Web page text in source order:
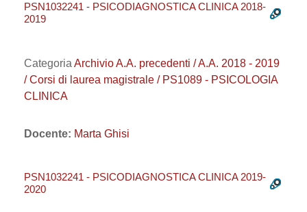
PSN1032241 - PSICODIAGNOSTICA CLINICA 2018-
2019
Categoria Archivio A.A. precedenti / A.A. 2018 - 2019
/ Corsi di laurea magistrale / PS1089 - PSICOLOGIA
CLINICA
Docente: Marta Ghisi
PSN1032241 - PSICODIAGNOSTICA CLINICA 2019-
2020